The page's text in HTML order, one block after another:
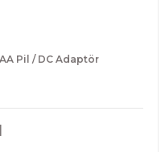
Pil / DC Adaptör